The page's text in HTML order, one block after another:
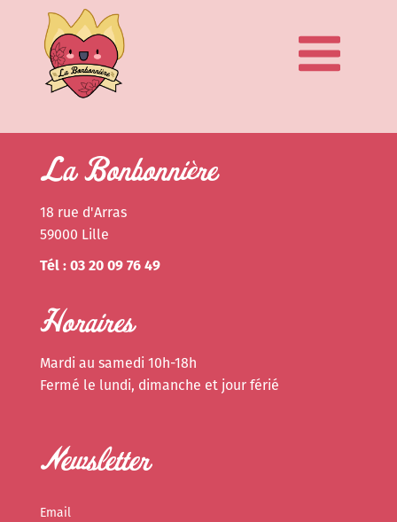
La Bonbonnière
18 rue d'Arras
59000 Lille
Tél : 03 20 09 76 49
Horaires
Mardi au samedi 10h-18h
Fermé le lundi, dimanche et jour férié
Newsletter
Email